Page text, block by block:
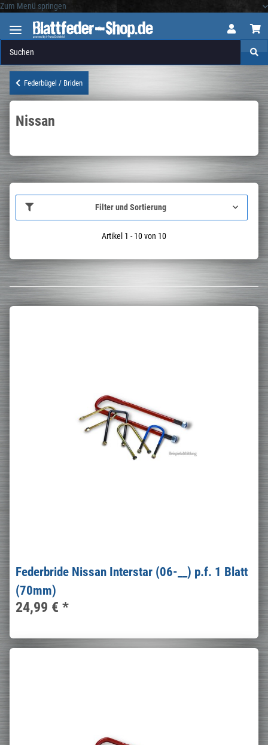
Zum Menü springen
Federbügel / Briden
Nissan
Filter und Sortierung
Artikel 1 - 10 von 10
Federbride Nissan Interstar (06-__) p.f. 1 Blatt
(70mm)
24,99 € *